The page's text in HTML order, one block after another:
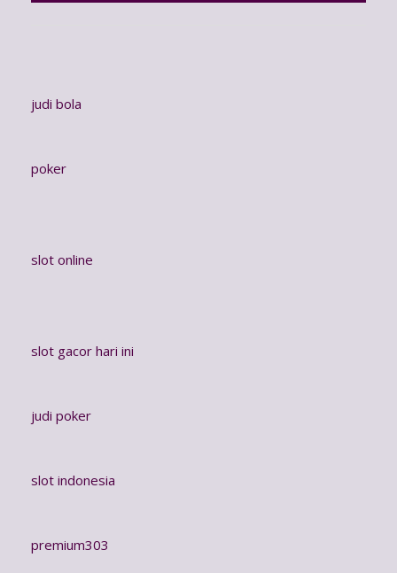
judi bola
poker
slot online
slot gacor hari ini
judi poker
slot indonesia
premium303